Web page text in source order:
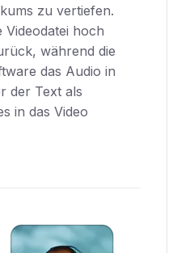
zu vertiefen.
Videodatei hoch
während die
das Audio in
der Text als
in das Video